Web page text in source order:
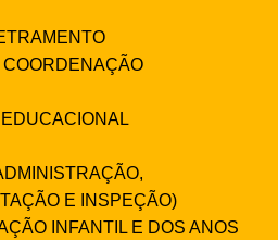
E INSPEÇÃO)
INFANTIL E DOS ANOS